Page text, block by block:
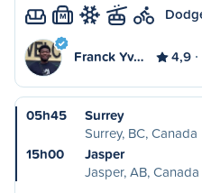
M
Franck Yv… 4,9
05h45
Surrey
Surrey, BC, Canada
15h00
Jasper
Jasper, AB, Canada